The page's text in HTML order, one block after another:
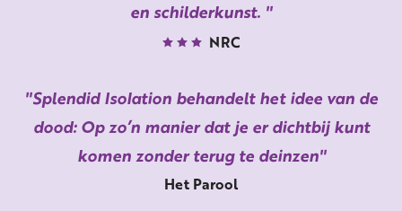
en schilderkunst.
NRC
Splendid Isolation behandelt het idee van de
dood: Op zo’n manier dat je er dichtbij kunt
komen zonder terug te deinzen
Het Parool